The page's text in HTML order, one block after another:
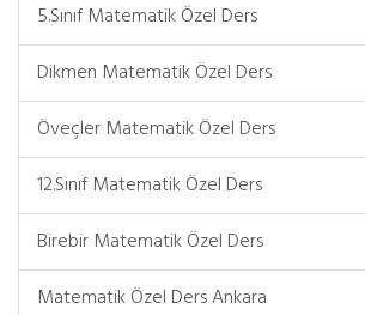
5.Sınıf Matematik Özel Ders
Dikmen Matematik Özel Ders
Öveçler Matematik Özel Ders
12.Sınıf Matematik Özel Ders
Birebir Matematik Özel Ders
Matematik Özel Ders Ankara